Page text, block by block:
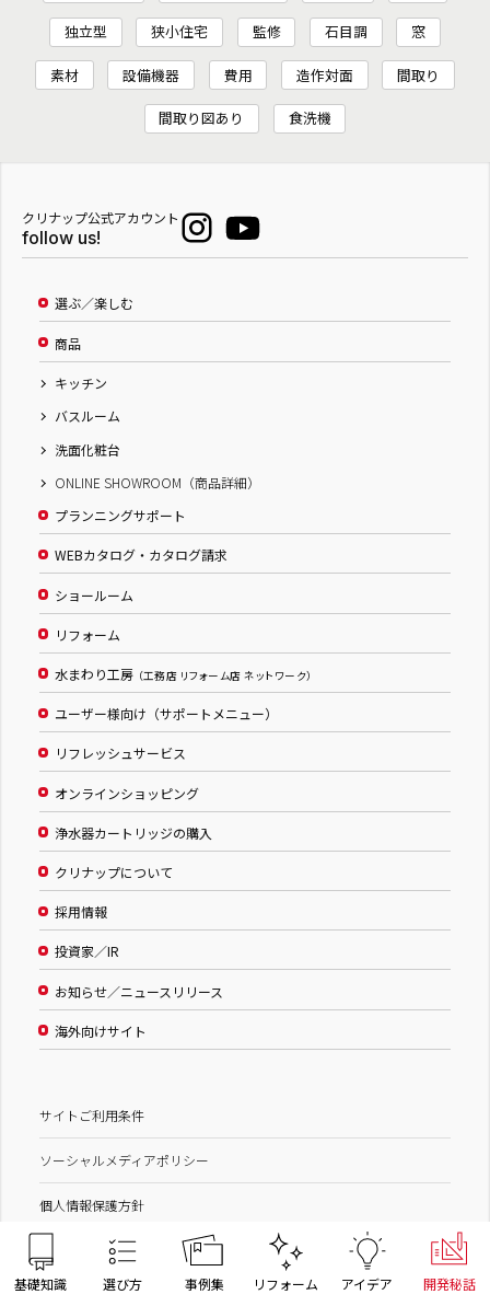
基礎知識 選び方 事例集 リフォーム アイデア 開発秘話
独立型 狭小住宅 監修 石目調 窓
素材 設備機器 費用 造作対面 間取り
間取り図あり 食洗機
クリナップ公式アカウント
follow us!
選ぶ／楽しむ
商品
キッチン
バスルーム
洗面化粧台
ONLINE SHOWROOM（商品詳細）
プランニングサポート
WEBカタログ・カタログ請求
ショールーム
リフォーム
水まわり工房 （工務店 リフォーム店 ネットワーク）
ユーザー様向け（サポートメニュー）
リフレッシュサービス
オンラインショッピング
浄水器カートリッジの購入
クリナップについて
採用情報
投資家／IR
お知らせ／ニュースリリース
海外向けサイト
サイトご利用条件
ソーシャルメディアポリシー
個人情報保護方針